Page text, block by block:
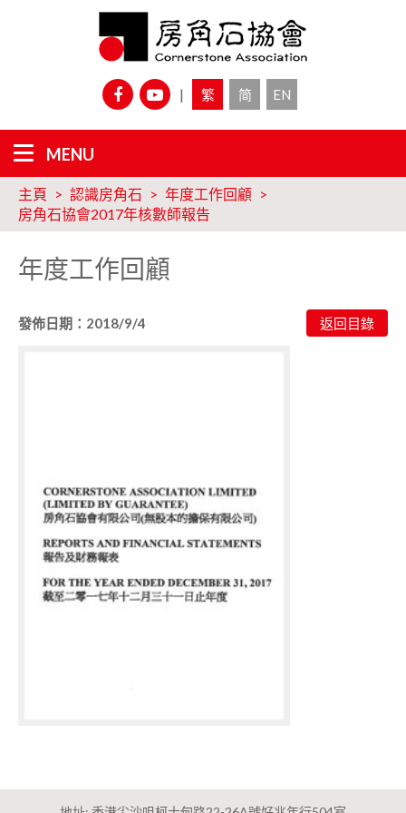
| 繁 简 EN
主頁 認識房角石
年度工作回顧
房角石協會2017年核數師報告
年度工作回顧
發佈日期：2018/9/4